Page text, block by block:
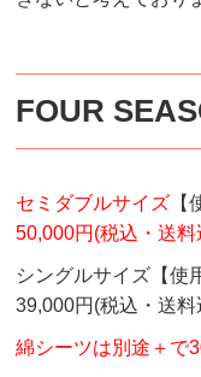
FOUR
セミダブルサイズ
50,000円(税込・送料
シングルサイズ【使
39,000円(税込・送料
綿シーツは別途＋で